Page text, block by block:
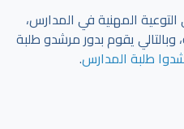
المهنية في المدارس،
يقوم بدور مرشدو طلبة
طلبة المدارس.